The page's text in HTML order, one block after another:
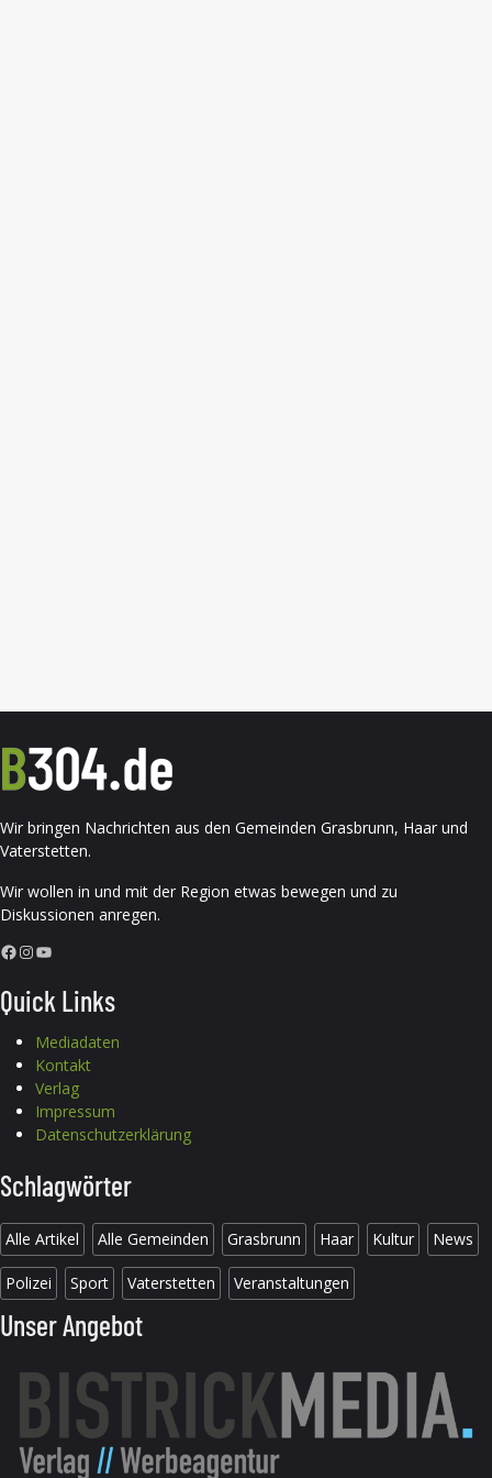
Wir bringen Nachrichten aus den Gemeinden Grasbrunn, Haar und
Vaterstetten.
Wir wollen in und mit der Region etwas bewegen und zu
Diskussionen anregen.
Facebook InstagramYouTube
Quick Links
Mediadaten
Kontakt
Verlag
Impressum
Datenschutzerklärung
Schlagwörter
Alle Artikel Alle Gemeinden Grasbrunn Haar Kultur News
Polizei Sport Vaterstetten Veranstaltungen
Unser Angebot